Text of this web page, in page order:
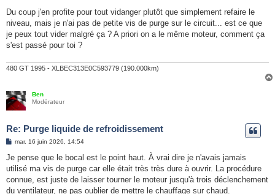
Du coup j'en profite pour tout vidanger plutôt que simplement refaire le
niveau, mais je n'ai pas de petite vis de purge sur le circuit... est ce que
je peux tout vider malgré ça ? A priori on a le même moteur, comment ça
s'est passé pour toi ?
480 GT 1995 - XLBEC313E0C593779 (190.000km)
Ben
Modérateur
Re: Purge liquide de refroidissement
M
s
a
g
mar. 16 juin 2026, 14:54
Je pense que le bocal est le point haut. À vrai dire je n'avais jamais
utilisé ma vis de purge car elle était très très dure à ouvrir. La procédure
connue, est juste de laisser tourner le moteur jusqu'à trois déclenchement
du ventilateur, ne pas oublier de mettre le chauffage sur chaud.